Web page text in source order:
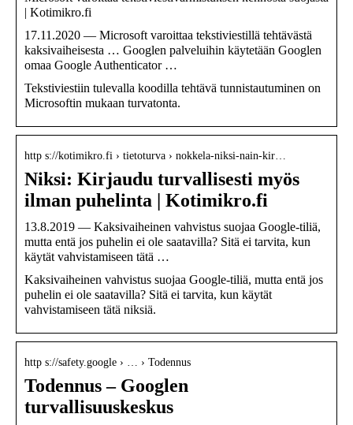
| Kotimikro.fi
17.11.2020 — Microsoft varoittaa tekstiviestillä tehtävästä
kaksivaiheisesta … Googlen palveluihin käytetään Googlen
omaa Google Authenticator …
Tekstiviestiin tulevalla koodilla tehtävä tunnistautuminen on
Microsoftin mukaan turvatonta.
http s://kotimikro.fi › tietoturva › nokkela-niksi-nain-kir…
Niksi: Kirjaudu turvallisesti myös
ilman puhelinta | Kotimikro.fi
13.8.2019 — Kaksivaiheinen vahvistus suojaa Google-tiliä,
mutta entä jos puhelin ei ole saatavilla? Sitä ei tarvita, kun
käytät vahvistamiseen tätä …
Kaksivaiheinen vahvistus suojaa Google-tiliä, mutta entä jos
puhelin ei ole saatavilla? Sitä ei tarvita, kun käytät
vahvistamiseen tätä niksiä.
http s://safety.google › … › Todennus
Todennus – Googlen
turvallisuuskeskus